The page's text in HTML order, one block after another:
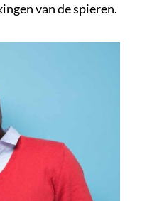
van de spieren.